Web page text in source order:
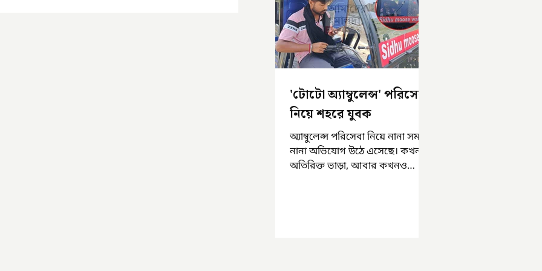
'টোটো অ্যাম্বুলেন্স' পরিসেবা
নিয়ে শহরে যুবক
অ্যাম্বুলেন্স পরিসেবা নিয়ে নানা সময়
নানা অভিযোগ উঠে এসেছে। কখনও
অতিরিক্ত ভাড়া, আবার কখনও